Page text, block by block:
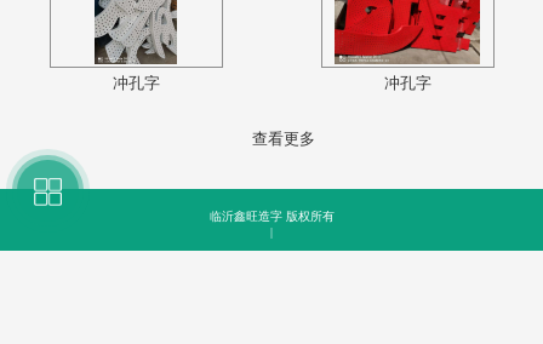
冲孔字 冲孔字
查看更多
临沂鑫旺造字 版权所有
|